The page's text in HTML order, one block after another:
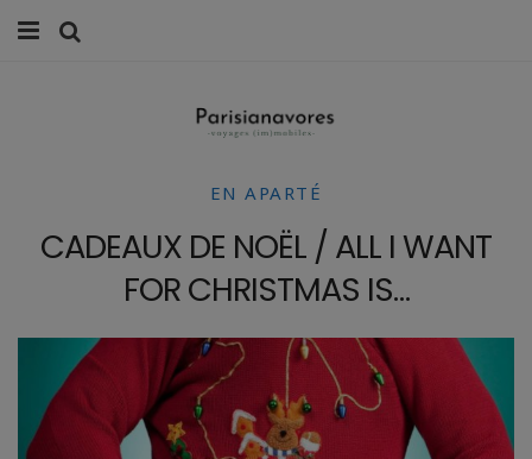
FAMILLE
VOYAGES
WEEK-ENDS
LIFESTYLE
CULTURE
EN APARTÉ
CADEAUX DE NOËL / ALL I WANT
FOR CHRISTMAS IS…